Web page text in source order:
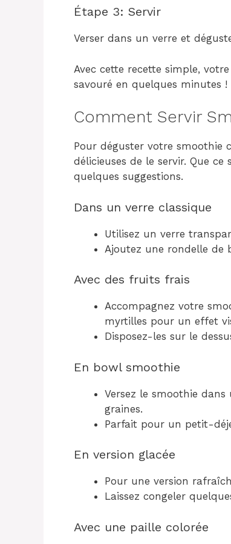
Étape 3: Servir
Verser dans un verre et
Avec cette recette simple, votre
savouré en quelques minutes !
Comment Servir
Pour déguster votre smoothie
délicieuses de le servir. Que
quelques suggestions.
Dans un verre classique
Utilisez un verre
Ajoutez une rondelle de
Avec des fruits frais
Accompagnez votre
myrtilles pour un effet
Disposez-les sur le
En bowl smoothie
Versez le smoothie
graines.
Parfait pour un petit-
En version glacée
Pour une version
Laissez congeler
Avec une paille colorée